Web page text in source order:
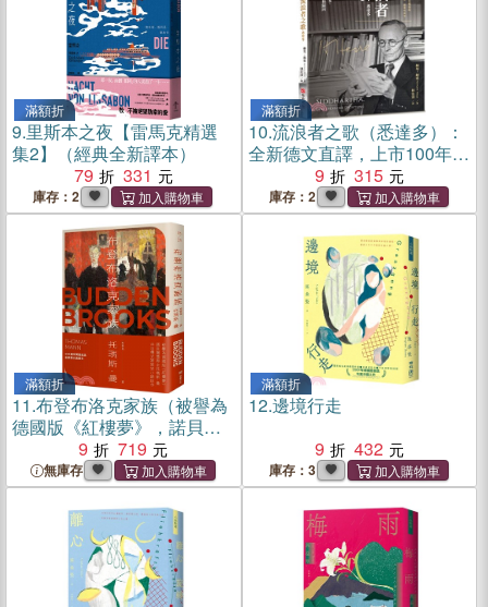
滿額折
9.里斯本之夜【雷馬克精選
集2】（經典全新譯本）
79
331
庫存：2
滿額折
10.流浪者之歌（悉達多）：
全新德文直譯，上市100年暢
銷版（諾貝爾文學獎得主赫
曼．赫塞代表作。我們都需
要一本悉達多，用來認清生
命的出走和歸回）
9 315
庫存：2
滿額折
11.布登布洛克家族（被譽為
德國版《紅樓夢》，諾貝爾
獎得主托瑪斯．曼奠定文壇
地位之作、最偉大的家族史
小說）
9 719
無庫存
滿額折
12.邊境行走
9
432
庫存：3